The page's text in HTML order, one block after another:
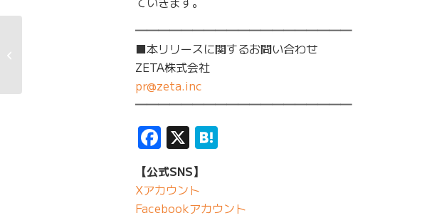
━━━━━━━━━━━━━━━━━━━
■本リリースに関するお問い合わせ
ZETA株式会社
pr@zeta.inc
━━━━━━━━━━━━━━━━━━━
Facebook
X
【公式SNS】
Xアカウント
Facebookアカウント